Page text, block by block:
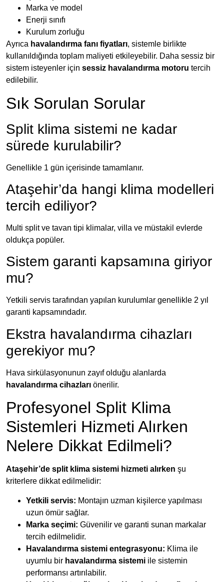
Marka ve model
Enerji sınıfı
Kurulum zorluğu
Ayrıca havalandırma fanı fiyatları, sistemle birlikte
kullanıldığında toplam maliyeti etkileyebilir. Daha sessiz bir
sistem isteyenler için sessiz havalandırma motoru tercih
edilebilir.
Sık Sorulan Sorular
Split klima sistemi ne kadar
sürede kurulabilir?
Genellikle 1 gün içerisinde tamamlanır.
Ataşehir’da hangi klima modelleri
tercih ediliyor?
Multi split ve tavan tipi klimalar, villa ve müstakil evlerde
oldukça popüler.
Sistem garanti kapsamına giriyor
mu?
Yetkili servis tarafından yapılan kurulumlar genellikle 2 yıl
garanti kapsamındadır.
Ekstra havalandırma cihazları
gerekiyor mu?
Hava sirkülasyonunun zayıf olduğu alanlarda
havalandırma cihazları önerilir.
Profesyonel Split Klima
Sistemleri Hizmeti Alırken
Nelere Dikkat Edilmeli?
Ataşehir’de split klima sistemi hizmeti alırken şu
kriterlere dikkat edilmelidir:
Yetkili servis: Montajın uzman kişilerce yapılması
uzun ömür sağlar.
Marka seçimi: Güvenilir ve garanti sunan markalar
tercih edilmelidir.
Havalandırma sistemi entegrasyonu: Klima ile
uyumlu bir havalandırma sistemi ile sistemin
performansı artırılabilir.